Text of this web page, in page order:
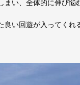
い、全体的に伸び悩
い回遊が入ってくれ